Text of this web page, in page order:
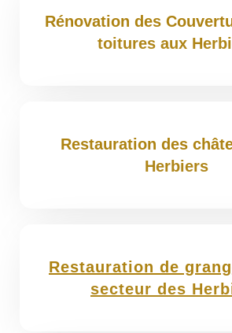
Rénovation des
toitures aux
Restauration des
Herbiers
Restauration de
secteur des